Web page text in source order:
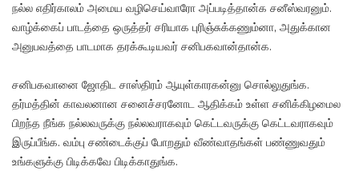
நல்ல எதிர்காலம் அமைய வழிசெய்வாரோ அப்படித்தான்க சனீஸ்வரனும்.
வாழ்க்கைப் பாடத்தை ஒருத்தர் சரியாக புரிஞ்சுக்கணும்னா, அதுக்கான
அனுபவத்தை பாடமாக தரக்கூடியவர் சனிபகவான்தான்க.
சனிபகவானை ஜோதிட சாஸ்திரம் ஆயுள்காரகன்னு சொல்லுதுங்க.
தர்மத்தின் காவலனான சனைச்சரனோட ஆதிக்கம் உள்ள சனிக்கிழமைல
பிறந்த நீங்க நல்லவருக்கு நல்லவராகவும் கெட்டவருக்கு கெட்டவராகவும்
இருப்பீங்க. வம்பு சண்டைக்குப் போறதும் வீண்வாதங்கள் பண்ணுவதும்
உங்களுக்கு பிடிக்கவே பிடிக்காதுங்க.